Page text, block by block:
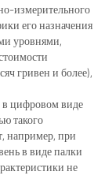
измерительного
его назначения
уровнями,
гривен и более),
цифровом виде
такого
например, при
в виде палки
не